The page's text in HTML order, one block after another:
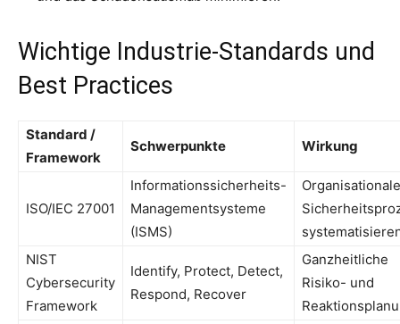
Wichtige Industrie-Standards und
Best Practices
Standard /
Framework
Schwerpunkte Wirkung
ISO/IEC 27001
Informationssicherheits-
Managementsysteme
(ISMS)
Organisationale
NIST
Cybersecurity
Framework
Identify, Protect, Detect,
Respond, Recover
Ganzheitliche
Risiko- und